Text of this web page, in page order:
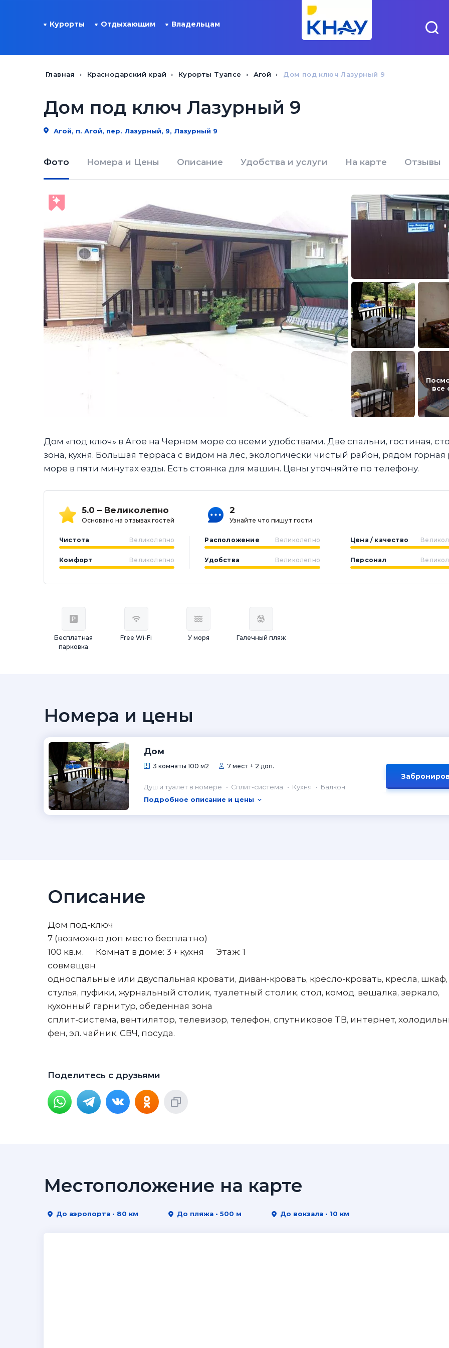
Курорты Отдыхающим Владельцам
Главная Краснодарский край Курорты Туапсе Агой Дом под ключ Лазурный 9
Дом под ключ Лазурный 9
Агой, п. Агой, пер. Лазурный, 9, Лазурный 9
Фото Номера и Цены Описание Удобства и услуги На карте Отзывы
все
Дом «под ключ» в Агое на Черном море со всеми удобствами. Две спальни, гостиная,
зона, кухня. Большая терраса с видом на лес, экологически чистый район, рядом горная
море в пяти минутах езды. Есть стоянка для машин. Цены уточняйте по телефону.
5.0 – Великолепно
Основано на отзывах гостей
2
Узнайте что пишут гости
Чистота Великолепно
Комфорт Великолепно
Расположение Великолепно
Удобства Великолепно
Цена / качество
Персонал
Бесплатная
парковка
Free Wi-Fi У моря Галечный пляж
Номера и цены
Дом
3 комнаты 100 м2 7 мест + 2 доп.
Душ и туалет в номере Сплит-система Кухня
Балкон
Подробное описание и цены
Описание
Дом под-ключ
7 (возможно доп место бесплатно)
100 кв.м. Комнат в доме: 3 + кухня Этаж: 1
совмещен
односпальные или двуспальная кровати, диван-кровать, кресло-кровать, кресла, шкаф,
стулья, пуфики, журнальный столик, туалетный столик, стол, комод, вешалка, зеркало,
кухонный гарнитур, обеденная зона
сплит-система, вентилятор, телевизор, телефон, спутниковое ТВ, интернет,
фен, эл. чайник, СВЧ, посуда.
Поделитесь с друзьями
Местоположение на карте
До аэропорта • 80 км До пляжа • 500 м До вокзала • 10 км